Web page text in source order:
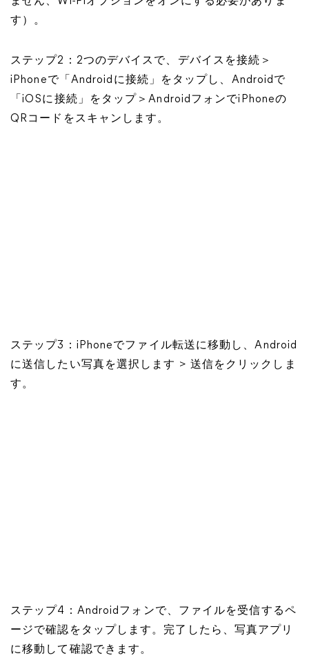
す）。
ステップ2：2つのデバイスで、デバイスを接続＞
iPhoneで「Androidに接続」をタップし、Androidで
「iOSに接続」をタップ＞AndroidフォンでiPhoneの
QRコードをスキャンします。
ステップ3：iPhoneでファイル転送に移動し、Android
に送信したい写真を選択します > 送信をクリックしま
す。
ステップ4：Androidフォンで、ファイルを受信するペ
ージで確認をタップします。完了したら、写真アプリ
に移動して確認できます。